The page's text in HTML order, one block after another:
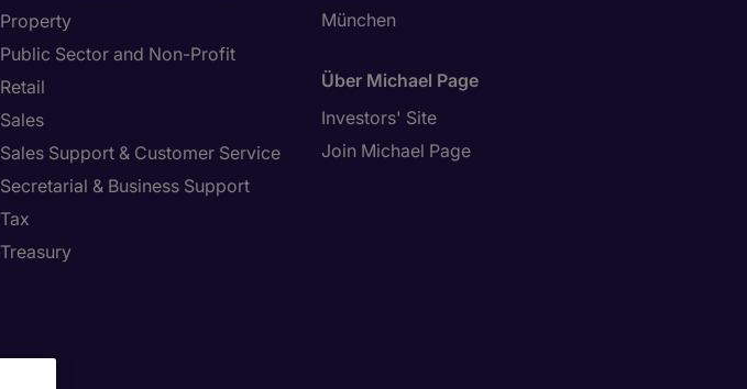
Property
Public Sector and Non-Profit
Retail
Sales
Sales Support & Customer Service
Secretarial & Business Support
Tax
Treasury
München
Über Michael Page
Investors' Site
Join Michael Page